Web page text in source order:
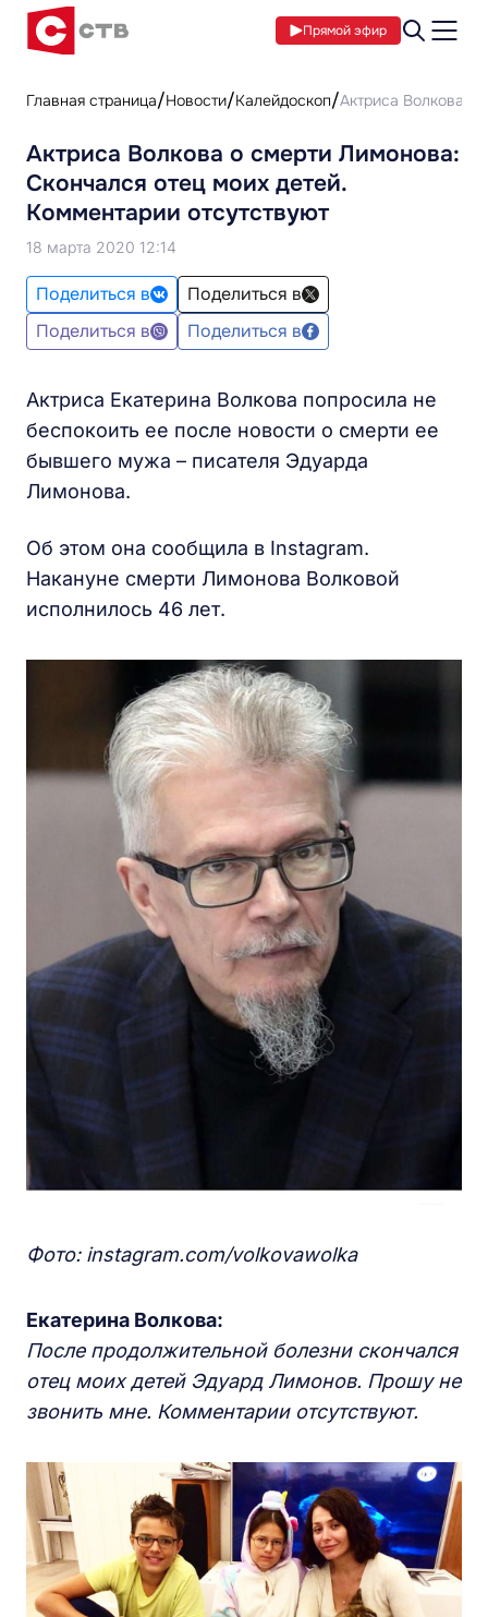
Прямой эфир
Главная страница Новости Калейдоскоп Актриса Волкова о
Актриса Волкова о смерти Лимонова:
Скончался отец моих детей.
Комментарии отсутствуют
18 марта 2020 12:14
Поделиться в
Поделиться в
Поделиться в
Поделиться в
Актриса Екатерина Волкова попросила не
беспокоить ее после новости о смерти ее
бывшего мужа – писателя Эдуарда
Лимонова.
Об этом она сообщила в Instagram.
Накануне смерти Лимонова Волковой
исполнилось 46 лет.
Фото: instagram.com/volkovawolka
Екатерина Волкова:
После продолжительной болезни скончался
отец моих детей Эдуард Лимонов. Прошу не
звонить мне. Комментарии отсутствуют.